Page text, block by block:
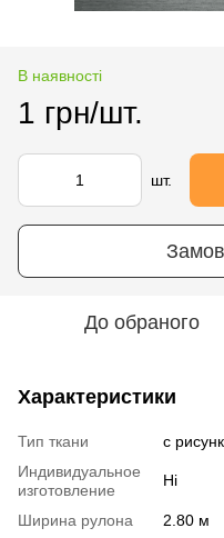
В наявності
1 грн/шт.
шт.
До обраного
Характеристики
Тип ткани
с
Индивидуальное
изготовление
Ні
Ширина рулона
2.80 м